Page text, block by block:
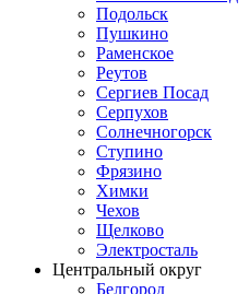
Подольск
Пушкино
Раменское
Реутов
Сергиев Посад
Серпухов
Солнечногорск
Ступино
Фрязино
Химки
Чехов
Щелково
Электросталь
Центральный округ
Белгород